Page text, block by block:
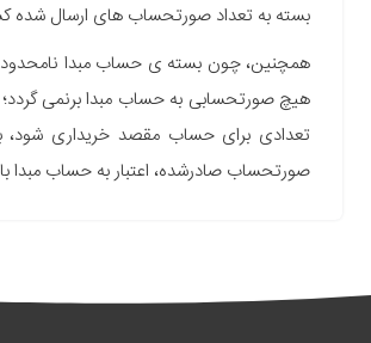
بسته به تعداد صورتحساب های ارسال شده
همچنین، چون بسته ی حساب مبدا
هیچ صورتحسابی به حساب مبدا برنمی گردد؛
تعدادی برای حساب مقصد خریداری شود،
صورتحساب صادرشده، اعتبار به حساب مبدا